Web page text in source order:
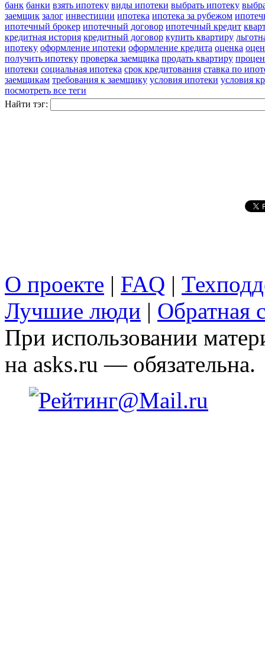
банк банки взять ипотеку виды ипотеки выбрать ипотеку
заемщик залог инвестиции ипотека ипотека за рубежом
ипотечный брокер ипотечный договор ипотечный кредит
кредитная история кредитный договор купить квартиру
ипотеку оформление ипотеки оформление кредита оценка
получить ипотеку проверка заемщика продать квартиру
ипотеки социальная ипотека срок кредитования ставка по
заемщикам требования к заемщику условия ипотеки условия
посмотреть все теги
Найти тэг:
О проекте | FAQ |
Лучшие люди | Обратная
При использовании
на asks.ru — обязательна.